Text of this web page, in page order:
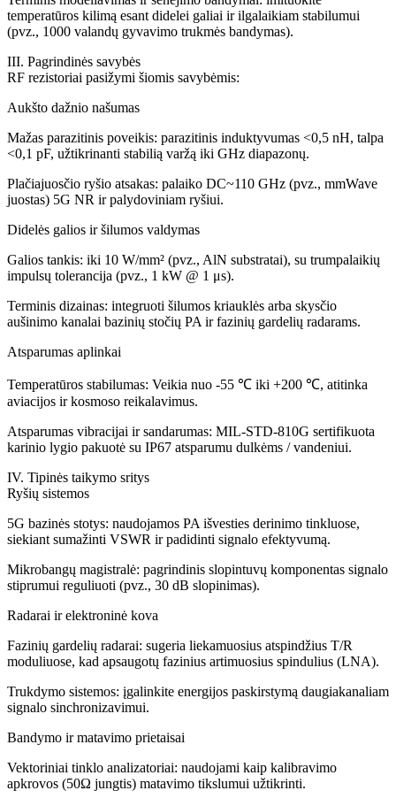
temperatūros kilimą esant didelei galiai ir ilgalaikiam stabilumui
(pvz., 1000 valandų gyvavimo trukmės bandymas).
III. Pagrindinės savybės
RF rezistoriai pasižymi šiomis savybėmis:
Aukšto dažnio našumas
Mažas parazitinis poveikis: parazitinis induktyvumas <0,5 nH, talpa
<0,1 pF, užtikrinanti stabilią varžą iki GHz diapazonų.
Plačiajuosčio ryšio atsakas: palaiko DC~110 GHz (pvz., mmWave
juostas) 5G NR ir palydoviniam ryšiui.
Didelės galios ir šilumos valdymas
Galios tankis: iki 10 W/mm² (pvz., AlN substratai), su trumpalaikių
impulsų tolerancija (pvz., 1 kW @ 1 μs).
Terminis dizainas: integruoti šilumos kriauklės arba skysčio
aušinimo kanalai bazinių stočių PA ir fazinių gardelių radarams.
Atsparumas aplinkai
Temperatūros stabilumas: Veikia nuo -55 ℃ iki +200 ℃, atitinka
aviacijos ir kosmoso reikalavimus.
Atsparumas vibracijai ir sandarumas: MIL-STD-810G sertifikuota
karinio lygio pakuotė su IP67 atsparumu dulkėms / vandeniui.
IV. Tipinės taikymo sritys
Ryšių sistemos
5G bazinės stotys: naudojamos PA išvesties derinimo tinkluose,
siekiant sumažinti VSWR ir padidinti signalo efektyvumą.
Mikrobangų magistralė: pagrindinis slopintuvų komponentas signalo
stiprumui reguliuoti (pvz., 30 dB slopinimas).
Radarai ir elektroninė kova
Fazinių gardelių radarai: sugeria liekamuosius atspindžius T/R
moduliuose, kad apsaugotų fazinius artimuosius spindulius (LNA).
Trukdymo sistemos: įgalinkite energijos paskirstymą daugiakanaliam
signalo sinchronizavimui.
Bandymo ir matavimo prietaisai
Vektoriniai tinklo analizatoriai: naudojami kaip kalibravimo
apkrovos (50Ω jungtis) matavimo tikslumui užtikrinti.